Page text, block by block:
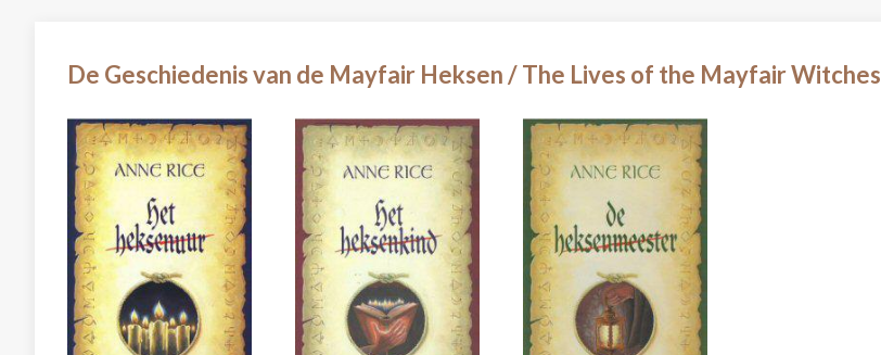
De Geschiedenis van de Mayfair Heksen / The Lives of the Mayfair Witches